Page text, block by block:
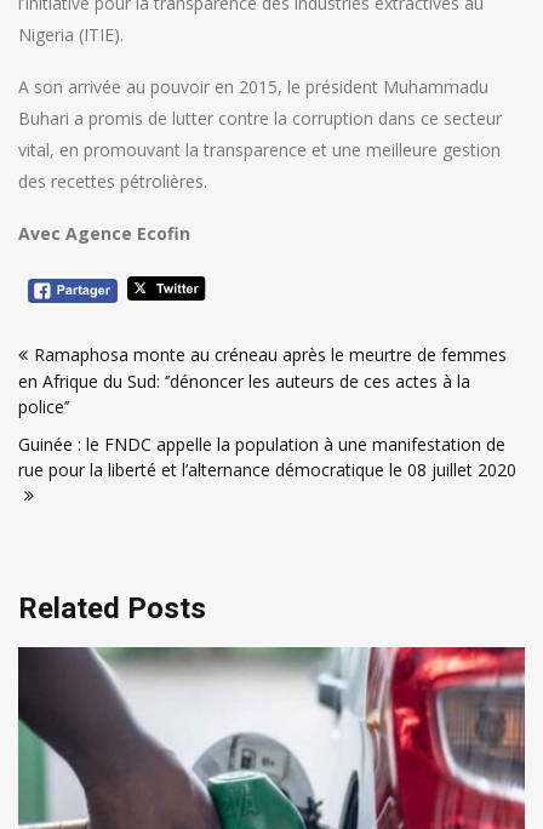
Nigeria (ITIE).
A son arrivée au pouvoir en 2015, le président Muhammadu
Buhari a promis de lutter contre la corruption dans ce secteur
vital, en promouvant la transparence et une meilleure gestion
des recettes pétrolières.
Avec Agence Ecofin
de
l’article
Ramaphosa monte au créneau après le meurtre de femmes
en Afrique du Sud: ‘’dénoncer les auteurs de ces actes à la
police’’
Guinée : le FNDC appelle la population à une manifestation de
rue pour la liberté et l’alternance démocratique le 08 juillet 2020
Related Posts